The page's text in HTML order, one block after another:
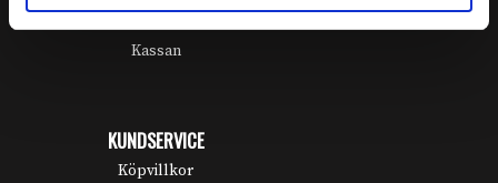
Om oss
Kassan
KUNDSERVICE
Köpvillkor